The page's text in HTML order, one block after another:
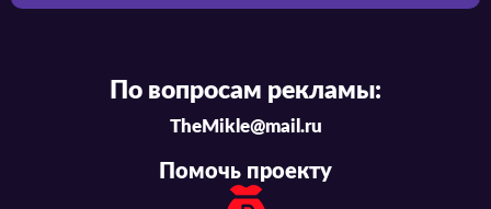
По вопросам рекламы:
TheMikle@mail.ru
Помочь проекту